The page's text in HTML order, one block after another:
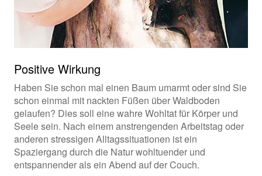
Positive Wirkung
Haben Sie schon mal einen Baum umarmt oder sind Sie
schon einmal mit nackten Füßen über Waldboden
gelaufen? Dies soll eine wahre Wohltat für Körper und
Seele sein. Nach einem anstrengenden Arbeitstag oder
anderen stressigen Alltagssituationen ist ein
Spaziergang durch die Natur wohltuender und
entspannender als ein Abend auf der Couch.